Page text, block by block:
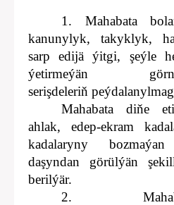
1. Mahabata
kanunylyk, takyklyk,
sarp edijä ýitgi, şeýle
ýetirmeýän
serişdeleriň
Mahabata diňe
ahlak, edep-ekram
kadalaryny
daşyndan görülýän
berilýär.
2.